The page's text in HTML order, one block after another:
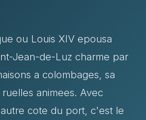
ou Louis XIV epousa
Jean-de-Luz charme par
a colombages, sa
animees. Avec
cote du port, c'est le